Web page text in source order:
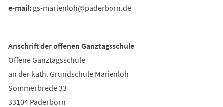
e-mail: gs-marienloh paderborn de
Anschrift der offenen Ganztagsschule
Offene Ganztagsschule
an der kath. Grundschule Marienloh
Sommerbrede 33
33104 Paderborn